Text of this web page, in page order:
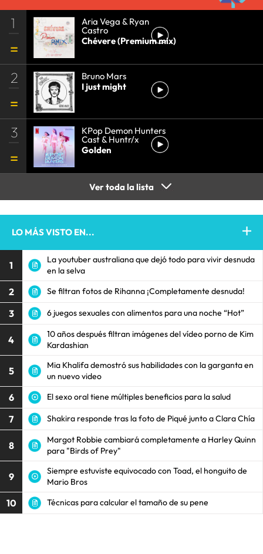
1 Aria Vega & Ryan
Castro
Chévere (Premium mix)
2
Bruno Mars
I just might
3 KPop Demon Hunters
Cast & Huntr/x
Golden
Ver toda la lista
LO MÁS VISTO EN...
1
La youtuber australiana que dejó todo para vivir desnuda
en la selva
2 Se filtran fotos de Rihanna ¡Completamente desnuda!
3 6 juegos sexuales con alimentos para una noche “Hot”
4
10 años después filtran imágenes del vídeo porno de Kim
Kardashian
5
Mia Khalifa demostró sus habilidades con la garganta en
un nuevo video
6 El sexo oral tiene múltiples beneficios para la salud
7 Shakira responde tras la foto de Piqué junto a Clara Chía
8
Margot Robbie cambiará completamente a Harley Quinn
para "Birds of Prey"
9
Siempre estuviste equivocado con Toad, el honguito de
Mario Bros
10 Técnicas para calcular el tamaño de su pene